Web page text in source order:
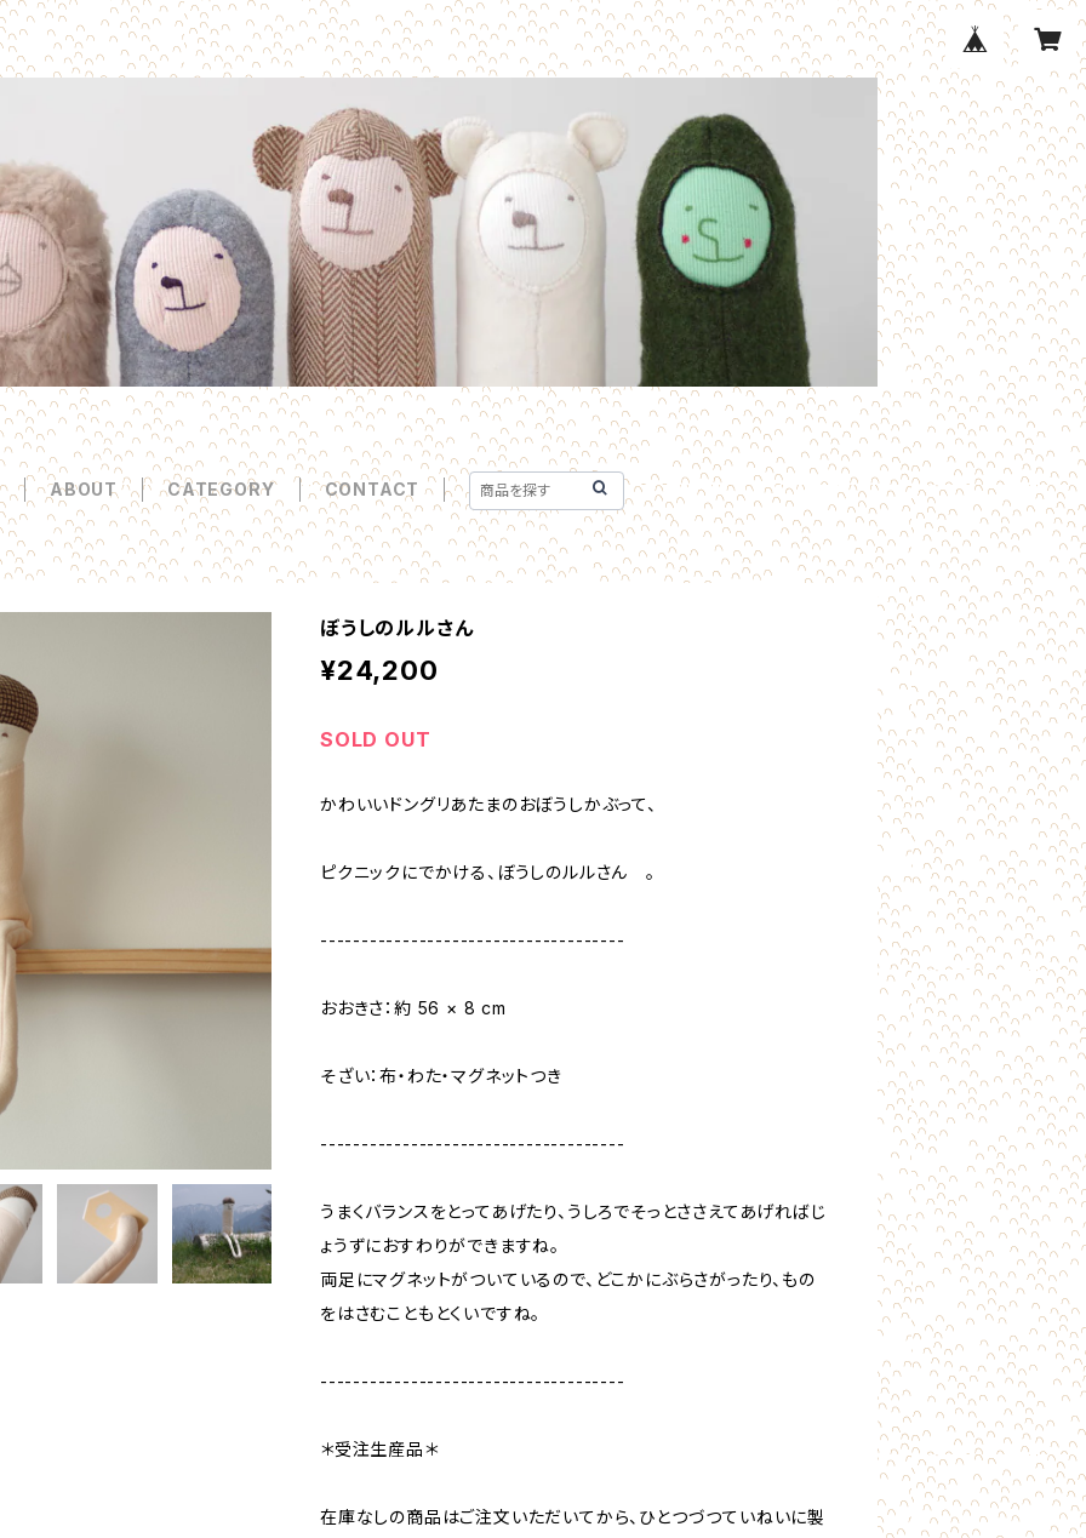
ABOUT CATEGORY CONTACT
ぼうしのルルさん
¥24,200
SOLD OUT
かわいいドングリあたまのおぼうしかぶって、
ピクニックにでかける、ぼうしのルルさん 。
-------------------------------------
おおきさ：約 56 × 8 cm
そざい：布・わた・マグネットつき
-------------------------------------
うまくバランスをとってあげたり、うしろでそっとささえてあげればじ
ょうずにおすわりができますね。
両足にマグネットがついているので、どこかにぶらさがったり、もの
をはさむこともとくいですね。
-------------------------------------
＊受注生産品＊
在庫なしの商品はご注文いただいてから、ひとつづつていねいに製